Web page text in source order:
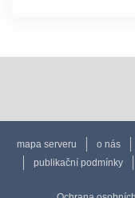
mapa serveru o nás
publikační podmínky